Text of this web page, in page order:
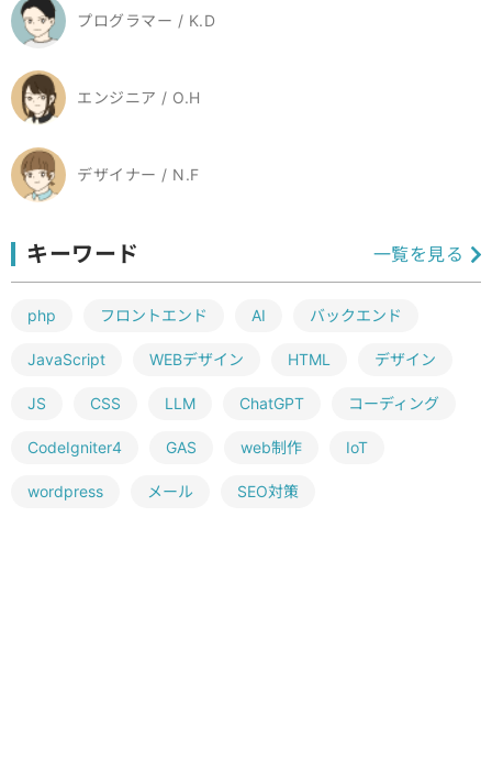
プログラマー / K.D
エンジニア / O.H
デザイナー / N.F
キーワード
php フロントエンド AI バックエンド
JavaScript WEBデザイン HTML デザイン
JS CSS LLM ChatGPT コーディング
CodeIgniter4 GAS web制作 IoT
wordpress メール SEO対策
一覧を見る